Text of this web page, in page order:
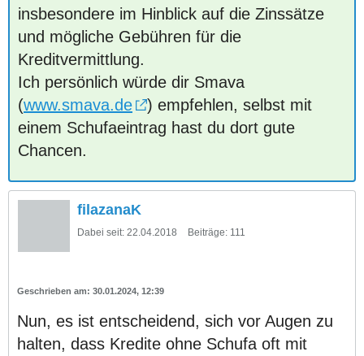
insbesondere im Hinblick auf die Zinssätze
und mögliche Gebühren für die
Kreditvermittlung.
Ich persönlich würde dir Smava
(www.smava.de
) empfehlen, selbst mit
einem Schufaeintrag hast du dort gute
Chancen.
filazanaK
Dabei seit: 22.04.2018 Beiträge: 111
30.01.2024, 12:39
Nun, es ist entscheidend, sich vor Augen zu
halten, dass Kredite ohne Schufa oft mit